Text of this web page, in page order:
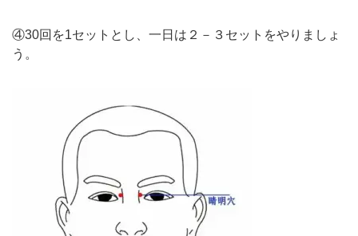
④30回を1セットとし、一日は２－３セットをやりましょ
う。